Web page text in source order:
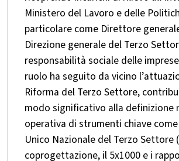
Ministero del Lavoro e delle
particolare come Direttore
Direzione generale del Terzo
responsabilità sociale delle
ruolo ha seguito da vicino
Riforma del Terzo Settore,
modo significativo alla definizione
operativa di strumenti chiave
Unico Nazionale del Terzo Settore
coprogettazione, il 5x1000 e i